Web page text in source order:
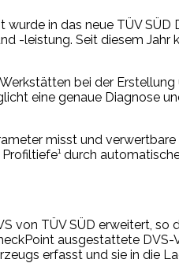
in das neue TÜV
-leistung. Seit diesem Jahr
bei der
eine genaue Diagnose
misst und
durch
von TÜV SÜD erweitert, so
ausgestattete DVS-
erfasst und sie in die